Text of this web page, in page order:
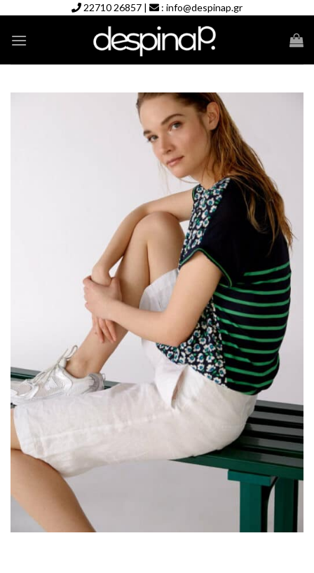
content
22710 26857 | : info@despinap.gr